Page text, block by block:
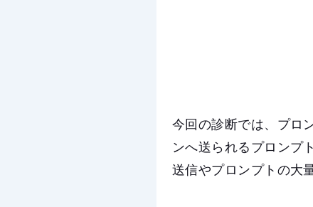
今回の診断では、プロ
ンへ送られるプロンプ
送信やプロンプトの大